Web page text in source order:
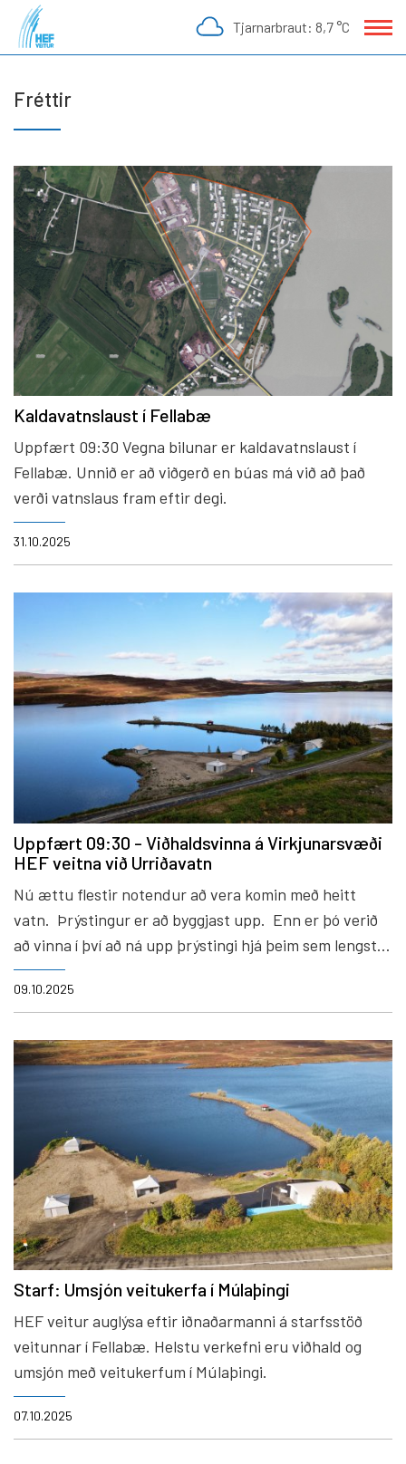
Fara
Tjarnarbraut: 8,7 °C
Fréttir
Kaldavatnslaust í Fellabæ
31.10.2025
Uppfært 09:30 Vegna bilunar er kaldavatnslaust í
Fellabæ. Unnið er að viðgerð en búas má við að það
verði vatnslaus fram eftir degi.
Uppfært 09:30 - Viðhaldsvinna á Virkjunarsvæði
HEF veitna við Urriðavatn
09.10.2025
Nú ættu flestir notendur að vera komin með heitt
vatn. Þrýstingur er að byggjast upp. Enn er þó verið
að vinna í því að ná upp þrýstingi hjá þeim sem lengst
eru frá Egilsstöðum
Starf: Umsjón veitukerfa í Múlaþingi
07.10.2025
HEF veitur auglýsa eftir iðnaðarmanni á starfsstöð
veitunnar í Fellabæ. Helstu verkefni eru viðhald og
umsjón með veitukerfum í Múlaþingi.